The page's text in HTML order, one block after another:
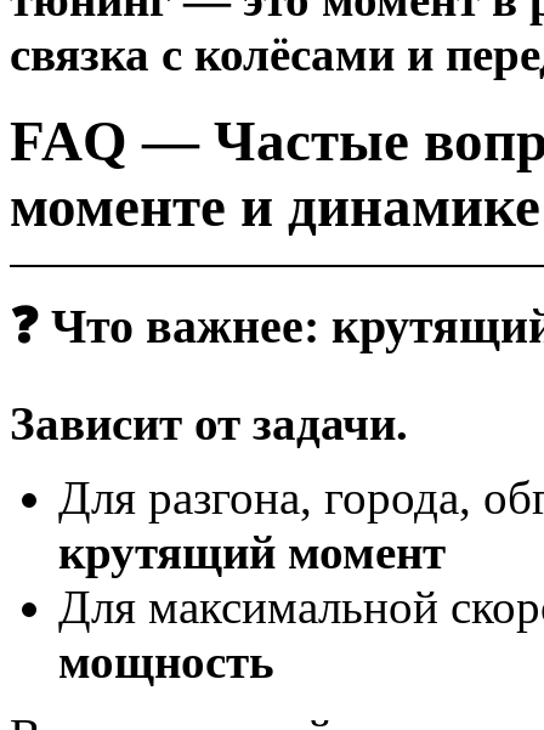
связка с колёсами и
FAQ — Частые
моменте и динамике
❓ Что важнее:
Зависит от задачи.
Для разгона, города,
крутящий момент
Для максимальной
мощность